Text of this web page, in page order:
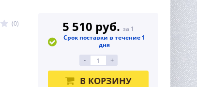
(0) 5 510 руб. за 1
Срок поставки в течение 1
дня
- +
В КОРЗИНУ